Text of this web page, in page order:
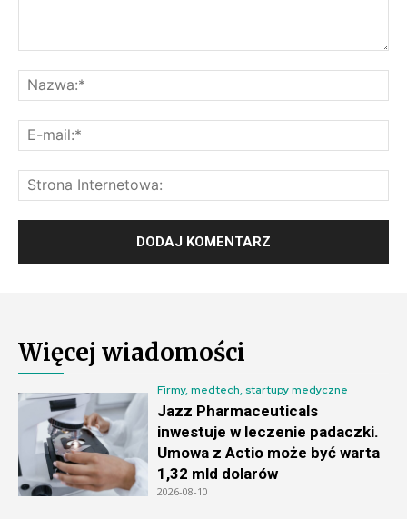
Więcej wiadomości
Firmy, medtech, startupy medyczne
Jazz Pharmaceuticals
inwestuje w leczenie padaczki.
Umowa z Actio może być warta
1,32 mld dolarów
2026-08-10